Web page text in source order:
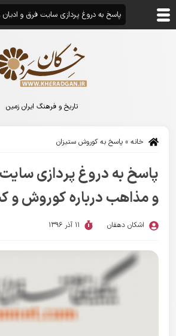
تاریخ و فرهنگ ایران زمین
خانه » پاسخ به کوروش ستیزان
پاسخ به دروغ پردازی
و مذاهب درباره کوروش و
اشکان دهقان 11 آذر 1396